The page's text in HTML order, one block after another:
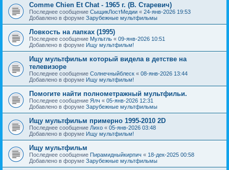
Comme Chien Et Chat - 1965 г. (В. Старевич)
Последнее сообщение СыщикЛостМедии « 24-янв-2026 19:53
Добавлено в форуме Зарубежные мультфильмы
Ловкость на лапках (1995)
Последнее сообщение Мультль « 09-янв-2026 10:51
Добавлено в форуме Ищу мультфильм!
Ищу мультфильм который видела в детстве на
телевизоре
Последнее сообщение Солнечныйблеск « 08-янв-2026 13:44
Добавлено в форуме Ищу мультфильм!
Помогите найти полнометражный мультфильи.
Последнее сообщение Ялч « 05-янв-2026 12:31
Добавлено в форуме Зарубежные мультфильмы
Ищу мультфильм примерно 1995-2010 2D
Последнее сообщение Лихо « 05-янв-2026 03:48
Добавлено в форуме Ищу мультфильм!
Ищу мультфильм
Последнее сообщение Пирамидныйкирпич « 18-дек-2025 00:58
Добавлено в форуме Зарубежные мультфильмы